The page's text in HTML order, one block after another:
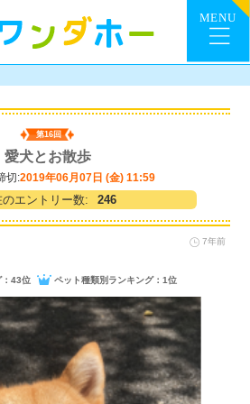
第16回
愛犬とお散歩
切:2019年06月07日 (金) 11:59
のエントリー数: 246
7年前
：43位 ペット種類別ランキング：1位